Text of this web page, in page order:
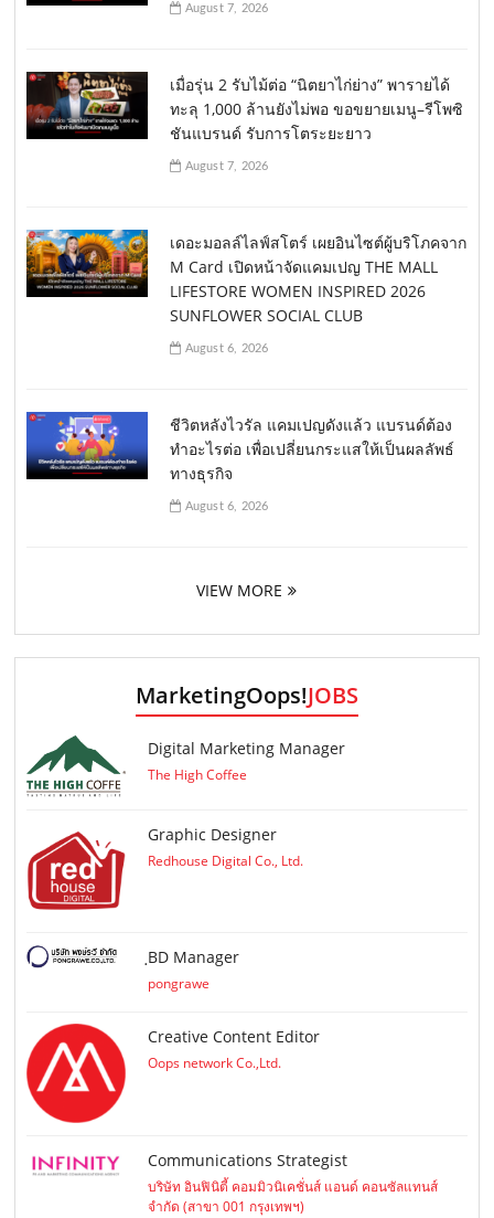
August 7, 2026
เมื่อรุ่น 2 รับไม้ต่อ “นิตยาไก่ย่าง” พารายได้
ทะลุ 1,000 ล้านยังไม่พอ ขอขยายเมนู–รีโพซิ
ชันแบรนด์ รับการโตระยะยาว
August 7, 2026
เดอะมอลล์ไลฟ์สโตร์ เผยอินไซต์ผู้บริโภคจาก
M Card เปิดหน้าจัดแคมเปญ THE MALL
LIFESTORE WOMEN INSPIRED 2026
SUNFLOWER SOCIAL CLUB
August 6, 2026
ชีวิตหลังไวรัล แคมเปญดังแล้ว แบรนด์ต้อง
ทำอะไรต่อ เพื่อเปลี่ยนกระแสให้เป็นผลลัพธ์
ทางธุรกิจ
August 6, 2026
VIEW MORE
MarketingOops!JOBS
Digital Marketing Manager
The High Coffee
Graphic Designer
Redhouse Digital Co., Ltd.
ฺBD Manager
pongrawe
Creative Content Editor
Oops network Co.,Ltd.
Communications Strategist
บริษัท อินฟินิตี้ คอมมิวนิเคชั่นส์ แอนด์ คอนซัลแทนส์
จำกัด (สาขา 001 กรุงเทพฯ)